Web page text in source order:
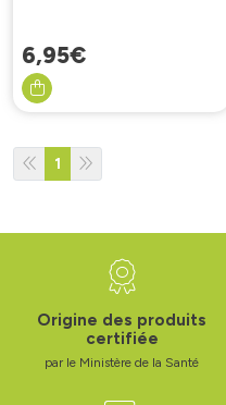
6,95€
1
Origine des produits
certifiée
par le Ministère de la Santé